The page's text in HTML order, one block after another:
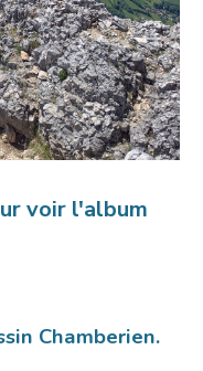
voir l'album
Chamberien.